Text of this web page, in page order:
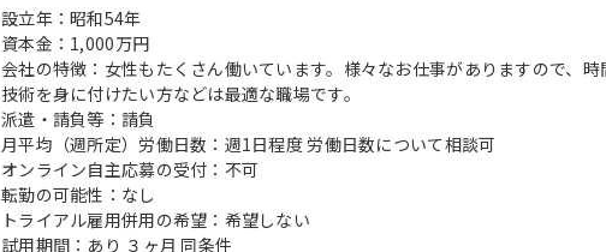
設立年：昭和54年
資本金：1,000万円
会社の特徴：女性もたくさん働いています。様々なお仕事がありますので、時
技術を身に付けたい方などは最適な職場です。
派遣・請負等：請負
月平均（週所定）労働日数：週1日程度 労働日数について相談可
オンライン自主応募の受付：不可
転勤の可能性：なし
トライアル雇用併用の希望：希望しない
試用期間：あり ３ヶ月 同条件